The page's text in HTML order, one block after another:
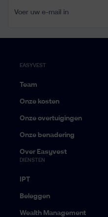
EASYVEST
Team
Onze kosten
Onze overtuigingen
Onze benadering
Over Easyvest
DIENSTEN
IPT
Beleggen
Wealth Management